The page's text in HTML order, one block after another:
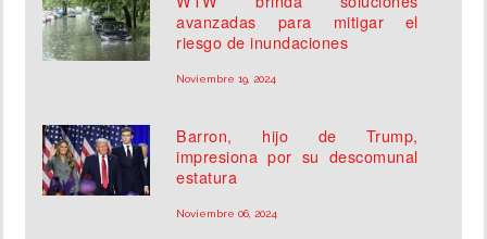
avanzadas para mitigar el
riesgo de inundaciones
Noviembre 19, 2024
Barron, hijo de Trump,
impresiona por su descomunal
estatura
Noviembre 06, 2024